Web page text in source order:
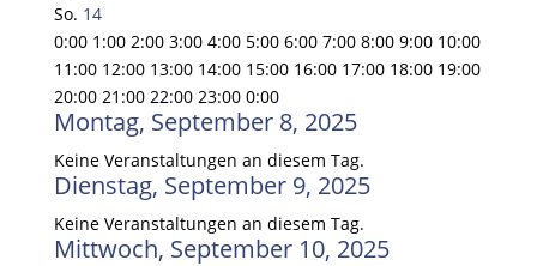
So. 14
0:00 1:00 2:00 3:00 4:00 5:00 6:00 7:00 8:00 9:00 10:00
11:00 12:00 13:00 14:00 15:00 16:00 17:00 18:00 19:00
20:00 21:00 22:00 23:00 0:00
Montag, September 8, 2025
Keine Veranstaltungen an diesem Tag.
Dienstag, September 9, 2025
Keine Veranstaltungen an diesem Tag.
Mittwoch, September 10, 2025